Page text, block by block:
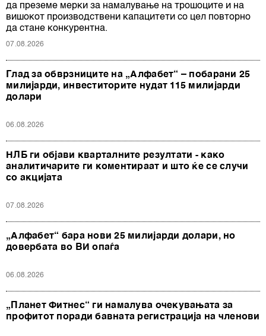
да преземе мерки за намалување на трошоците и на
вишокот производствени капацитети со цел повторно
да стане конкурентна.
07.08.2026
Глад за обврзниците на „Алфабет“ – побарани 25
милијарди, инвеститорите нудат 115 милијарди
долари
06.08.2026
НЛБ ги објави кварталните резултати - како
аналитичарите ги коментираат и што ќе се случи
со акцијата
07.08.2026
„Алфабет“ бара нови 25 милијарди долари, но
довербата во ВИ опаѓа
06.08.2026
„Планет Фитнес“ ги намалува очекувањата за
профитот поради бавната регистрација на членови